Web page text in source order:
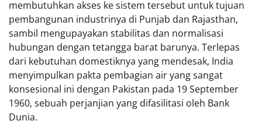
membutuhkan akses ke sistem tersebut untuk tujuan
pembangunan industrinya di Punjab dan Rajasthan,
sambil mengupayakan stabilitas dan normalisasi
hubungan dengan tetangga barat barunya. Terlepas
dari kebutuhan domestiknya yang mendesak, India
menyimpulkan pakta pembagian air yang sangat
konsesional ini dengan Pakistan pada 19 September
1960, sebuah perjanjian yang difasilitasi oleh Bank
Dunia.